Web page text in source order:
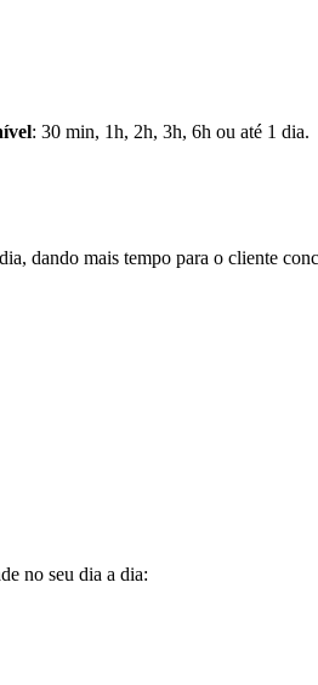
: 30 min, 1h, 2h, 3h, 6h ou até 1 dia.
dando mais tempo para o cliente
no seu dia a dia: